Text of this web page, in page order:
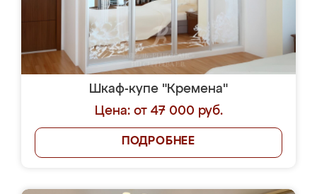
Шкаф-купе "Кремена"
Цена: от 47 000 руб.
ПОДРОБНЕЕ